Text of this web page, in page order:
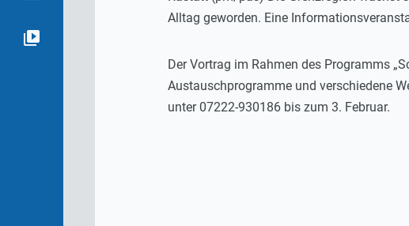
Alltag geworden. Eine
Der Vortrag im Rahmen des Programms
Austauschprogramme und verschiedene
unter 07222-930186 bis zum 3. Februar.